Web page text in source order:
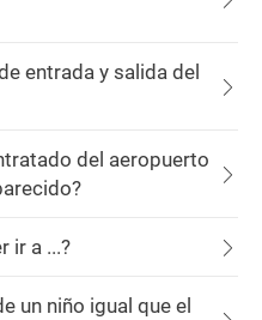
entrada y salida del
del aeropuerto
ir a ...?
un niño igual que el